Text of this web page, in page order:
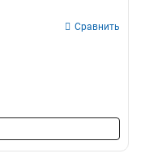
Сравнить